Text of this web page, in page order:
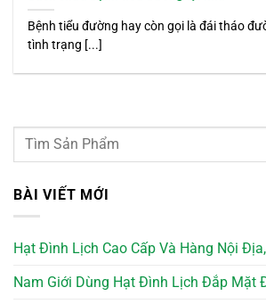
Bệnh tiểu đường hay còn gọi là đái tháo
tình trạng [...]
BÀI VIẾT MỚI
Hạt Đình Lịch Cao Cấp Và Hàng Nội
Nam Giới Dùng Hạt Đình Lịch Đắp Mặt